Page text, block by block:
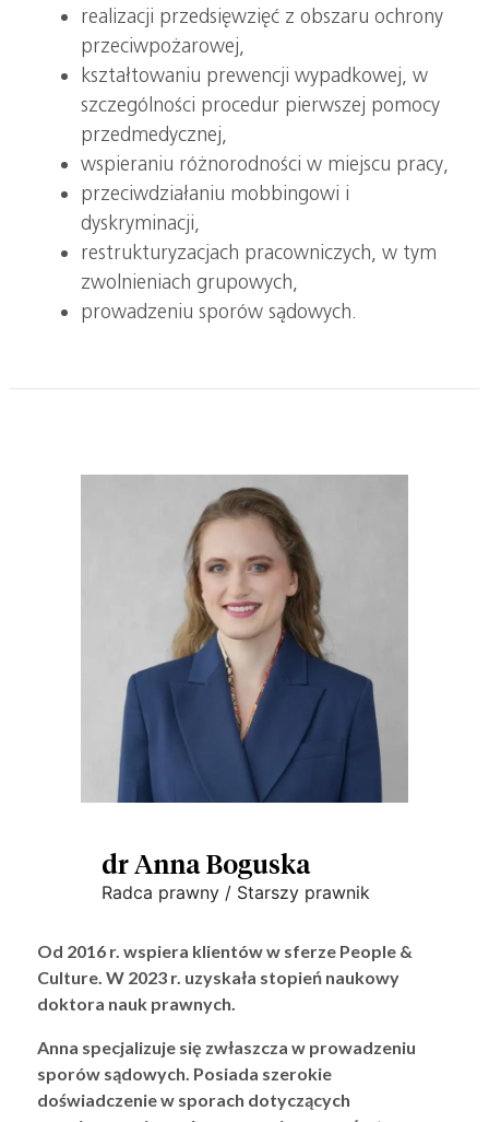
realizacji przedsięwzięć z obszaru ochrony
przeciwpożarowej,
kształtowaniu prewencji wypadkowej, w
szczególności procedur pierwszej pomocy
przedmedycznej,
wspieraniu różnorodności w miejscu pracy,
przeciwdziałaniu mobbingowi i
dyskryminacji,
restrukturyzacjach pracowniczych, w tym
zwolnieniach grupowych,
prowadzeniu sporów sądowych.
dr Anna Boguska
Radca prawny / Starszy prawnik
Od 2016 r. wspiera klientów w sferze People &
Culture. W 2023 r. uzyskała stopień naukowy
doktora nauk prawnych.
Anna specjalizuje się zwłaszcza w prowadzeniu
sporów sądowych. Posiada szerokie
doświadczenie w sporach dotyczących